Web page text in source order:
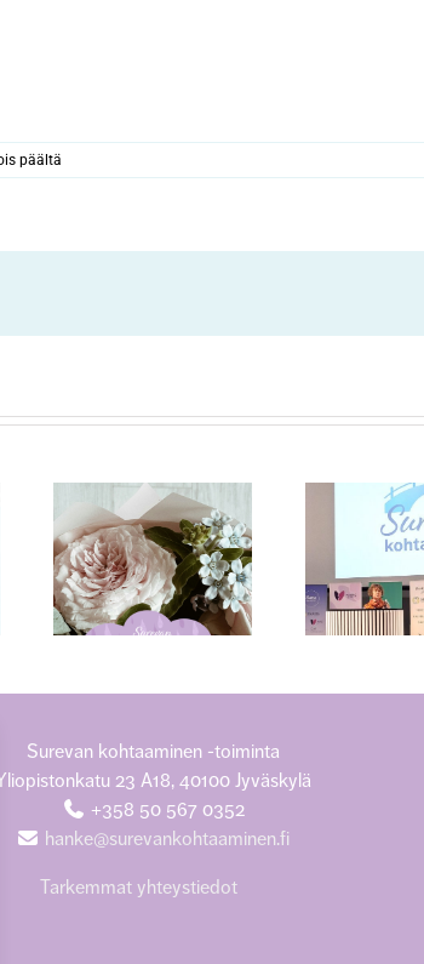
päältä
Surevan
Surukonferenssin
teemana surun
monimuotoisuus
Surevan kohtaaminen -toiminta
23 A18, 40100 Jyväskylä
+358 50 567 0352
hanke@surevankohtaaminen.fi
Tarkemmat yhteystiedot